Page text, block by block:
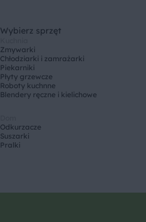
Wybierz sprzęt
Zmywarki
Chłodziarki i zamrażarki
Piekarniki
Płyty grzewcze
Roboty kuchnne
Blendery ręczne i kielichowe
Odkurzacze
Suszarki
Pralki